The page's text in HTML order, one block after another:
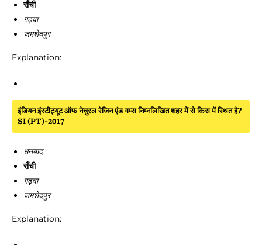
राँची
गढ़वा
जमशेदपुर
Explanation:
इंडियन इंस्टीट्यूट ऑफ नेचुरल रेजिन एंड गम्स निम्नलिखित शहर में से किस में स्थित है?
SI (PT)-2017
धनबाद
राँची
गढ़वा
जमशेदपुर
Explanation: